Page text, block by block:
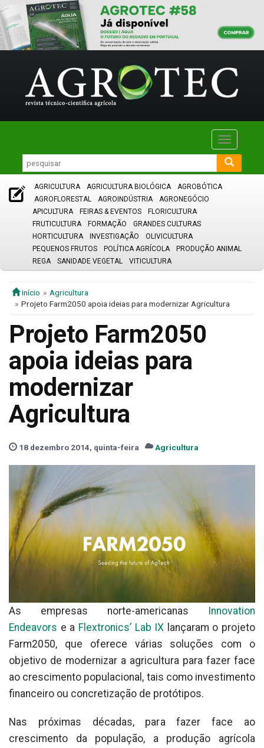
Toggle
AGRICULTURA AGRICULTURA BIOLÓGICA
AGROBÓTICA
AGROFLORESTAL
AGROINDÚSTRIA
AGRONEGÓCIO
APICULTURA
FEIRAS & EVENTOS
FLORICULTURA
FRUTICULTURA
FORMAÇÃO
GRANDES CULTURAS
HORTICULTURA
INVESTIGAÇÃO
OLIVICULTURA
PEQUENOS FRUTOS
POLÍTICA AGRÍCOLA
PRODUÇÃO ANIMAL
REGA
SANIDADE VEGETAL VITICULTURA
início
Agricultura
Projeto Farm2050 apoia ideias para modernizar Agricultura
Projeto Farm2050
apoia ideias para
modernizar
Agricultura
18 dezembro 2014, quinta-feira Agricultura
As empresas norte-americanas Innovation
Endeavors e a Flextronics’ Lab IX lançaram o projeto
Farm2050, que oferece várias soluções com o
objetivo de modernizar a agricultura para fazer face
ao crescimento populacional, tais como investimento
financeiro ou concretização de protótipos.
Nas próximas décadas, para fazer face ao
crescimento da população, a produção agrícola